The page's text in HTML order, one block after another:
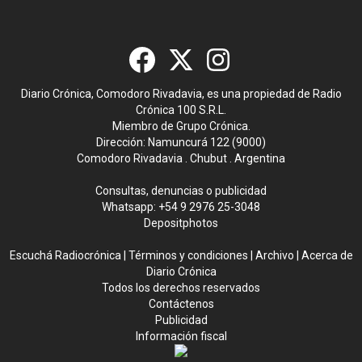
Diario Crónica, Comodoro Rivadavia, es una propiedad de Radio
Crónica 100 S.R.L.
Miembro de Grupo Crónica.
Dirección: Namuncurá 122 (9000)
Comodoro Rivadavia . Chubut . Argentina
Consultas, denuncias o publicidad
Whatsapp: +54 9 2976 25-3048
Depositphotos
Escuchá Radiocrónica Términos y condiciones Archivo
Acerca de
Diario Crónica
Todos los derechos reservados
Contáctenos
Publicidad
Información fiscal